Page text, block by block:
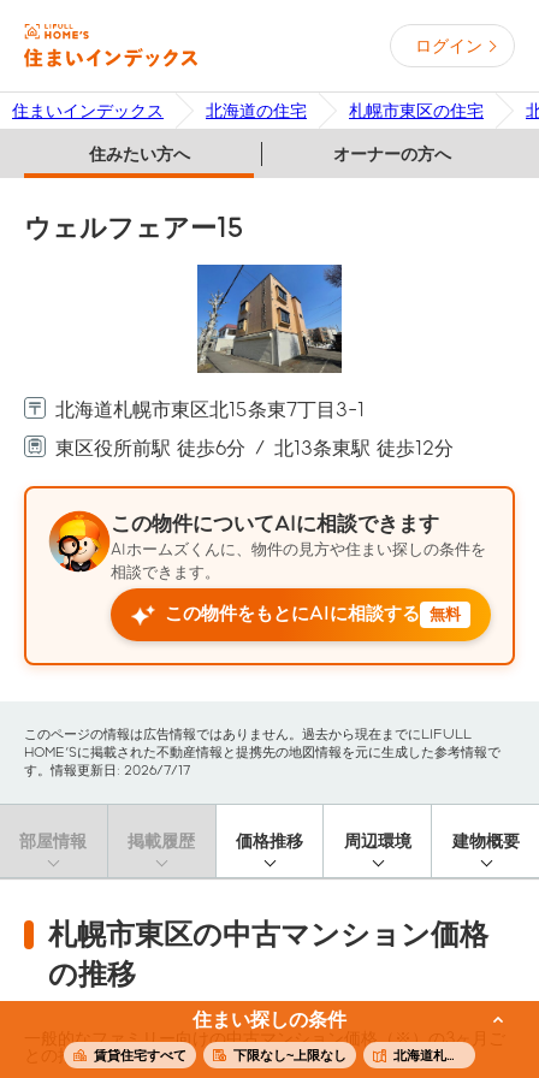
ログイン
住まいインデックス 北海道の住宅 札幌市東区の住宅
住みたい方へ オーナーの方へ
住まい探しの条件
賃貸住宅すべて 下限なし~上限なし 北海道札幌市東区
ウェルフェアー15
北海道札幌市東区北15条東7丁目3-1
東区役所前駅 徒歩6分
北13条東駅 徒歩12分
この物件についてAIに相談できます
AIホームズくんに、物件の見方や住まい探しの条件を
相談できます。
この物件をもとにAIに相談する 無料
このページの情報は広告情報ではありません。過去から現在までにLIFULL
HOME'Sに掲載された不動産情報と提携先の地図情報を元に生成した参考情報で
す。情報更新日: 2026/7/17
部屋情報 掲載履歴 価格推移 周辺環境 建物概要
札幌市東区の中古マンション価格
の推移
一般的なファミリー向けの中古マンション価格（※）の3ヶ月ご
との推移です。